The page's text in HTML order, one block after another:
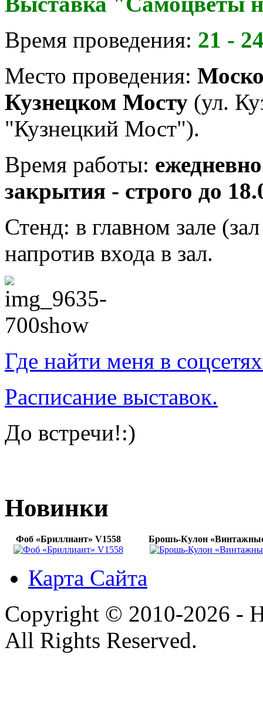
Время проведения: 21 -
Место проведения:
Кузнецком Мосту (ул.
"Кузнецкий Мост").
Время работы:
закрытия - строго до
Стенд: в главном зале
напротив входа в зал.
Где найти меня в
Расписание выставок.
До встречи!:)
Новинки
Фоб «Бриллиант» V1558 Брошь-Кулон
Карта Сайта
Copyright © 2010-2026 -
All Rights Reserved.